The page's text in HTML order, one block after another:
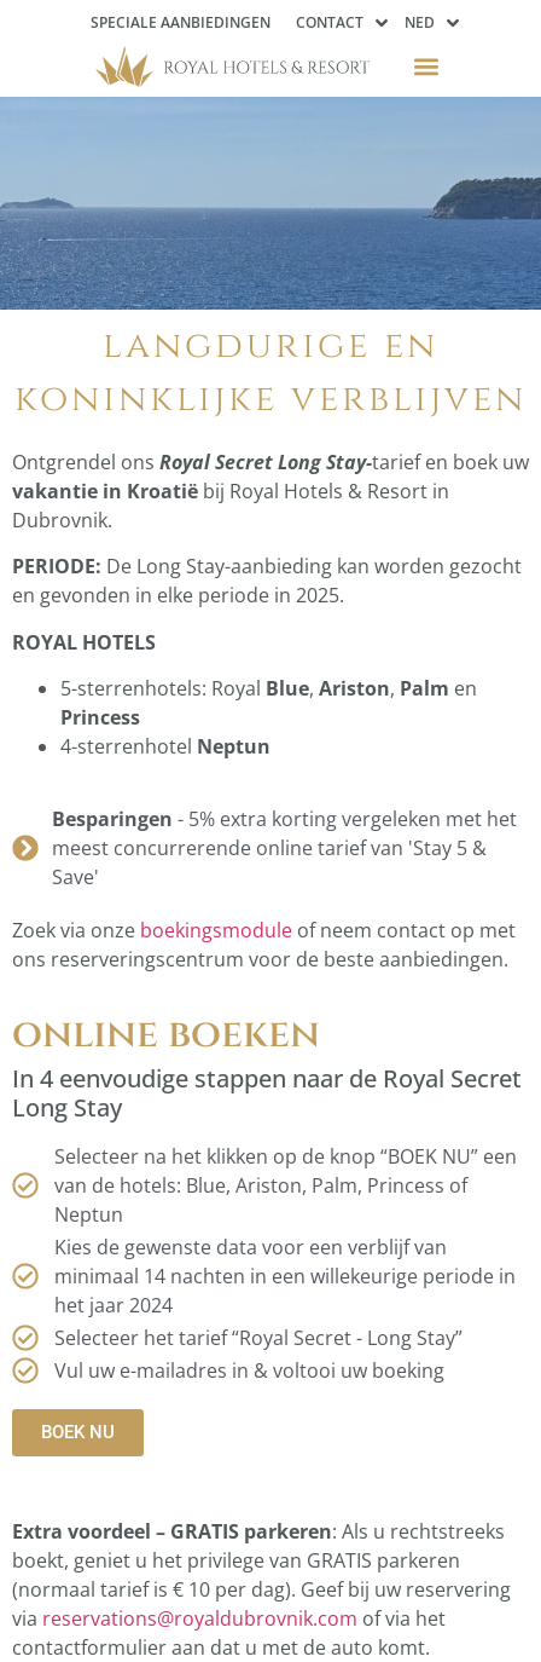
SPECIALE AANBIEDINGEN CONTACT NED
langdurige en
koninklijke verblijven
Ontgrendel ons Royal Secret Long Stay-tarief en boek uw
vakantie in Kroatië bij Royal Hotels & Resort in
Dubrovnik.
PERIODE: De Long Stay-aanbieding kan worden gezocht
en gevonden in elke periode in 2025.
ROYAL HOTELS
5-sterrenhotels: Royal Blue, Ariston, Palm en
Princess
4-sterrenhotel Neptun
Besparingen - 5% extra korting vergeleken met het
meest concurrerende online tarief van 'Stay 5 &
Save'
Zoek via onze boekingsmodule of neem contact op met
ons reserveringscentrum voor de beste aanbiedingen.
online boeken
In 4 eenvoudige stappen naar de Royal Secret
Long Stay
Selecteer na het klikken op de knop “BOEK NU” een
van de hotels: Blue, Ariston, Palm, Princess of
Neptun
Kies de gewenste data voor een verblijf van
minimaal 14 nachten in een willekeurige periode in
het jaar 2024
Selecteer het tarief “Royal Secret - Long Stay”
Vul uw e-mailadres in & voltooi uw boeking
BOEK NU
Extra voordeel – GRATIS parkeren: Als u rechtstreeks
boekt, geniet u het privilege van GRATIS parkeren
(normaal tarief is € 10 per dag). Geef bij uw reservering
via reservations@royaldubrovnik.com of via het
contactformulier aan dat u met de auto komt.